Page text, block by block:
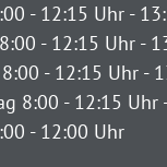
- 12:15 Uhr -
- 12:15 Uhr -
- 12:15 Uhr -
8:00 - 12:15 Uhr
- 12:00 Uhr